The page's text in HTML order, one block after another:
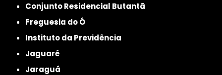
Conjunto Residencial Butantã
Freguesia do Ó
Instituto da Previdência
Jaguaré
Jaraguá